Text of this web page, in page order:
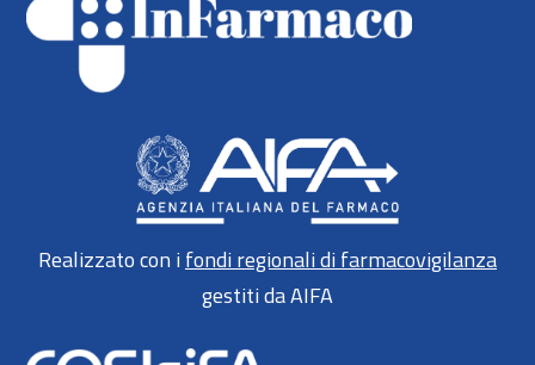
Realizzato con ifondi regionali di farmacovigilanza
gestiti da AIFA